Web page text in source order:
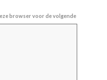
browser voor de volgende